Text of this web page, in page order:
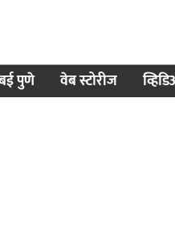
पुणे वेब स्टोरीज